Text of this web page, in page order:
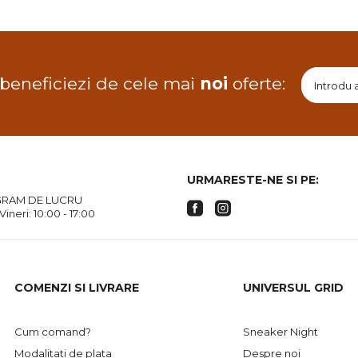
de cele mai noi oferte:
DE LUCRU
10:00 - 17:00
URMARESTE-NE SI PE:
COMENZI SI LIVRARE
Cum comand?
Modalitati de plata
UNIVERSUL GRID
Sneaker Night
Despre noi